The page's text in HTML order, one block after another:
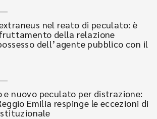
nel reato di peculato: è
della relazione
dell’agente pubblico con il
nuovo peculato per distrazione:
Emilia respinge le eccezioni di